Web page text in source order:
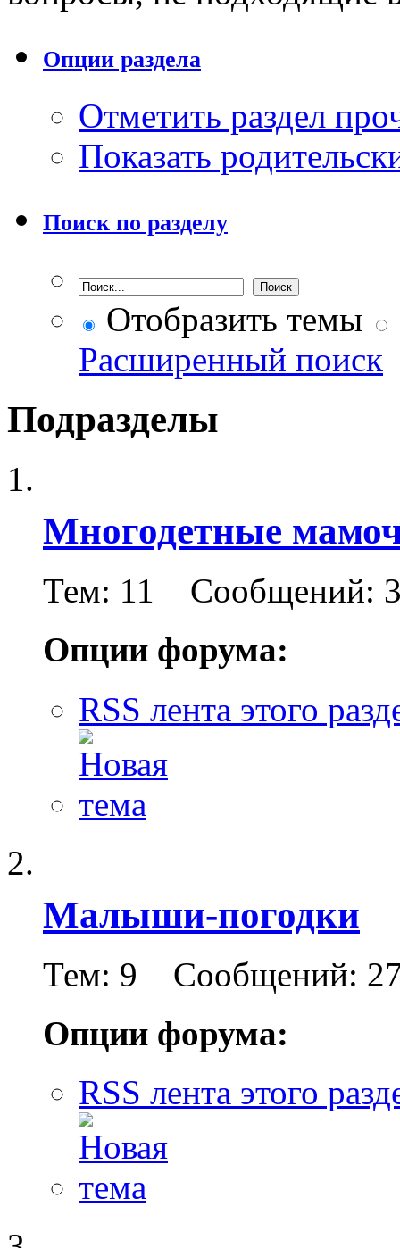
Опции раздела
Отметить раздел
Показать
Поиск по разделу
Отобразить темы
Расширенный поиск
Подразделы
Многодетные
Тем: 11 Сообщений:
Опции форума:
RSS лента этого
Малыши-погодки
Тем: 9 Сообщений:
Опции форума:
RSS лента этого